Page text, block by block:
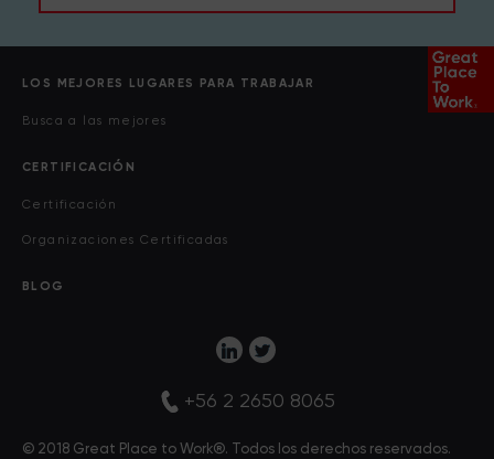
LOS MEJORES LUGARES PARA TRABAJAR
Busca a las mejores
CERTIFICACIÓN
Certificación
Organizaciones Certificadas
BLOG
+56 2 2650 8065
© 2018 Great Place to Work®. Todos los derechos reservados.